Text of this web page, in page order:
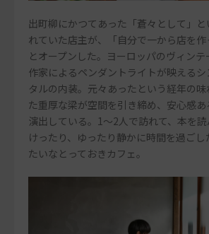
出町柳にかつてあった「蒼々として」
れていた店主が、「自分で一から店を作
とオープンした。ヨーロッパのヴィン
作家によるペンダントライトが映える
タルの内装。元々あったという経年の
た重厚な梁が空間を引き締め、安心感
演出している。1～2人で訪れて、本を
けったり、ゆったり静かに時間を過ご
たいなとっておきカフェ。